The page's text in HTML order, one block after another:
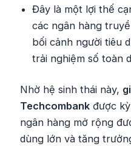
Đây là một lợi thế
các ngân hàng
bối cảnh người tiêu
trải nghiệm số toàn
Nhờ hệ sinh thái này,
Techcombank được
ngân hàng mở rộng
dùng lớn và tăng